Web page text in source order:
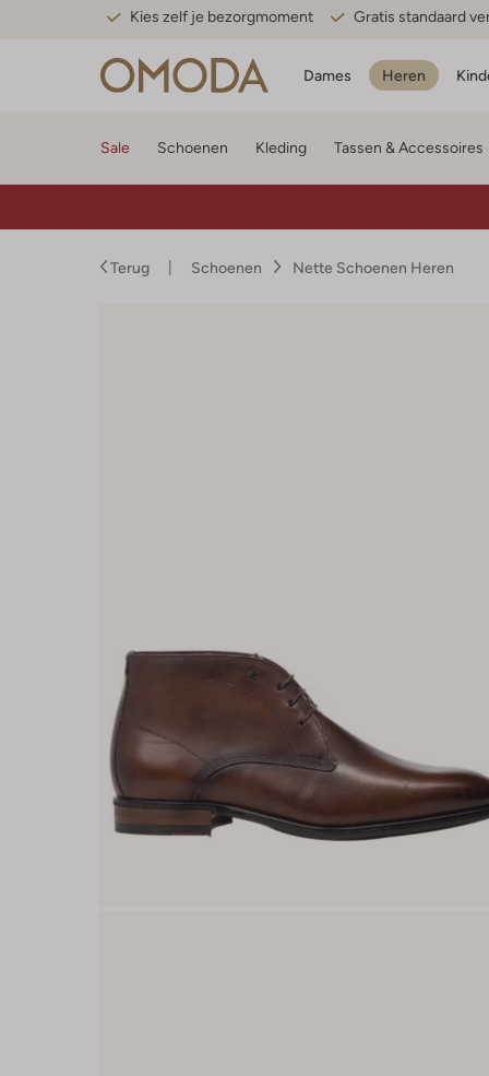
Kies zelf je bezorgmoment Gratis standaard
Dames Heren
Sale Schoenen Kleding Tassen & Accessoires
Terug Schoenen Nette Schoenen Heren